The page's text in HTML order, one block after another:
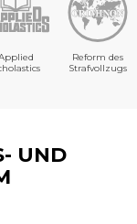
Reform des
Strafvollzugs
UND